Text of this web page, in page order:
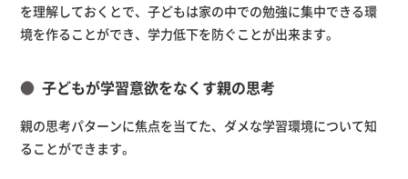
を理解しておくとで、子どもは家の中での勉強に集中できる環
境を作ることができ、学力低下を防ぐことが出来ます。
子どもが学習意欲をなくす親の思考
親の思考パターンに焦点を当てた、ダメな学習環境について知
ることができます。